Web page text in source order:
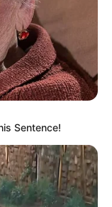
Sentence!